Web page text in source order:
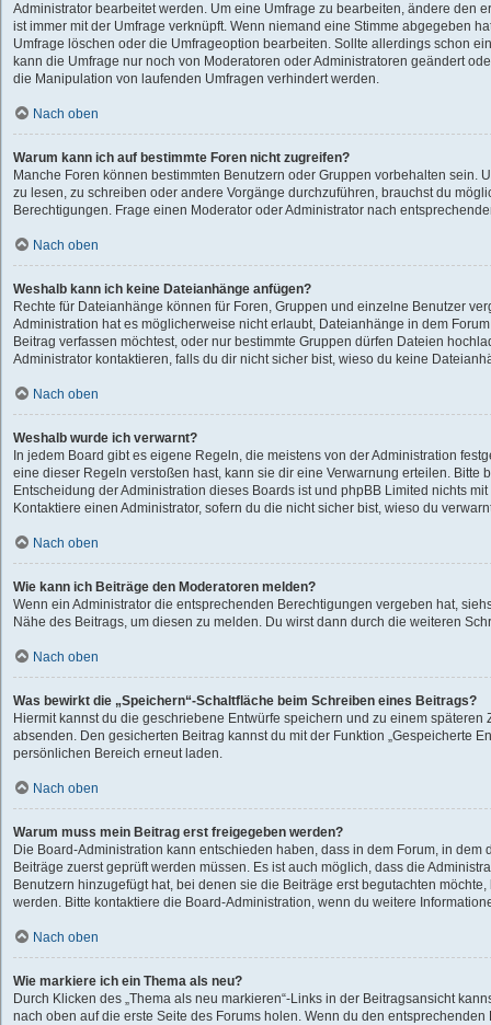
Administrator bearbeitet werden. Um eine Umfrage zu bearbeiten, ändere den
ist immer mit der Umfrage verknüpft. Wenn niemand eine Stimme abgegeben
Umfrage löschen oder die Umfrageoption bearbeiten. Sollte allerdings schon
kann die Umfrage nur noch von Moderatoren oder Administratoren geändert
die Manipulation von laufenden Umfragen verhindert werden.
Nach oben
Warum kann ich auf bestimmte Foren nicht zugreifen?
Manche Foren können bestimmten Benutzern oder Gruppen vorbehalten sein.
zu lesen, zu schreiben oder andere Vorgänge durchzuführen, brauchst du
Berechtigungen. Frage einen Moderator oder Administrator nach
Nach oben
Weshalb kann ich keine Dateianhänge anfügen?
Rechte für Dateianhänge können für Foren, Gruppen und einzelne Benutzer
Administration hat es möglicherweise nicht erlaubt, Dateianhänge in dem
Beitrag verfassen möchtest, oder nur bestimmte Gruppen dürfen Dateien
Administrator kontaktieren, falls du dir nicht sicher bist, wieso du keine
Nach oben
Weshalb wurde ich verwarnt?
In jedem Board gibt es eigene Regeln, die meistens von der Administration
eine dieser Regeln verstoßen hast, kann sie dir eine Verwarnung erteilen. Bitte
Entscheidung der Administration dieses Boards ist und phpBB Limited nichts
Kontaktiere einen Administrator, sofern du die nicht sicher bist, wieso du
Nach oben
Wie kann ich Beiträge den Moderatoren melden?
Wenn ein Administrator die entsprechenden Berechtigungen vergeben hat,
Nähe des Beitrags, um diesen zu melden. Du wirst dann durch die weiteren
Nach oben
Was bewirkt die „Speichern“-Schaltfläche beim Schreiben eines Beitrags?
Hiermit kannst du die geschriebene Entwürfe speichern und zu einem späteren
absenden. Den gesicherten Beitrag kannst du mit der Funktion „Gespeicherte
persönlichen Bereich erneut laden.
Nach oben
Warum muss mein Beitrag erst freigegeben werden?
Die Board-Administration kann entschieden haben, dass in dem Forum, in dem
Beiträge zuerst geprüft werden müssen. Es ist auch möglich, dass die
Benutzern hinzugefügt hat, bei denen sie die Beiträge erst begutachten
werden. Bitte kontaktiere die Board-Administration, wenn du weitere
Nach oben
Wie markiere ich ein Thema als neu?
Durch Klicken des „Thema als neu markieren“-Links in der Beitragsansicht
nach oben auf die erste Seite des Forums holen. Wenn du den